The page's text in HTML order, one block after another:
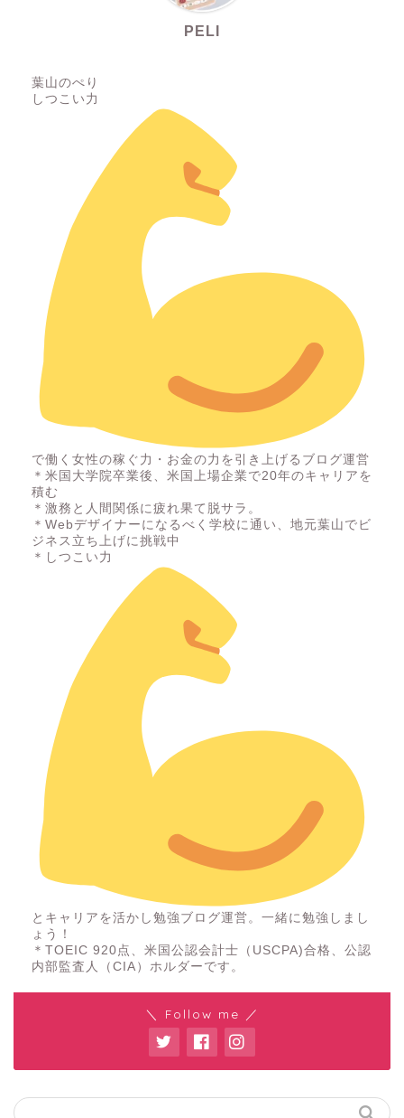
PELI
葉山のぺり
しつこい力
で働く女性の稼ぐ力・お金の力を引き上げるブログ運営
＊米国大学院卒業後、米国上場企業で20年のキャリアを
積む
＊激務と人間関係に疲れ果て脱サラ。
＊Webデザイナーになるべく学校に通い、地元葉山でビ
ジネス立ち上げに挑戦中
＊しつこい力
とキャリアを活かし勉強ブログ運営。一緒に勉強しまし
ょう！
＊TOEIC 920点、米国公認会計士（USCPA)合格、公認
内部監査人（CIA）ホルダーです。
＼ Follow me ／